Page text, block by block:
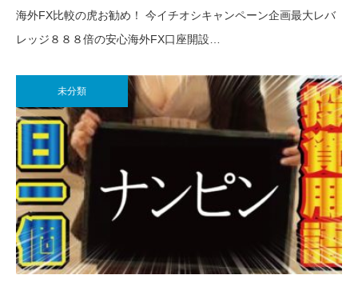
海外FX比較の虎お勧め！ 今イチオシキャンペーン企画最大レバ
レッジ８８８倍の安心海外FX口座開設…
未分類